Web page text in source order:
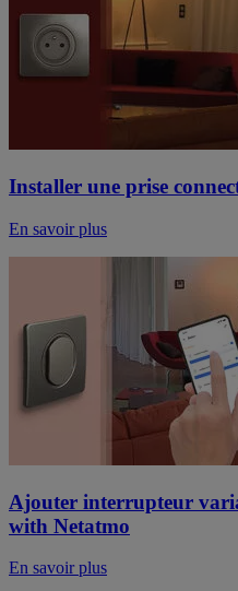
Installer une prise
En savoir plus
Ajouter interrupteur
with Netatmo
En savoir plus